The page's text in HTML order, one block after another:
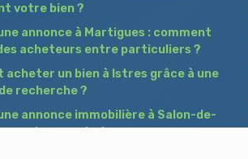
votre bien ?
annonce à Martigues : comment
acheteurs entre particuliers ?
acheter un bien à Istres grâce à une
recherche ?
annonce immobilière à Salon-de-
: vendre ou acheter sans agence